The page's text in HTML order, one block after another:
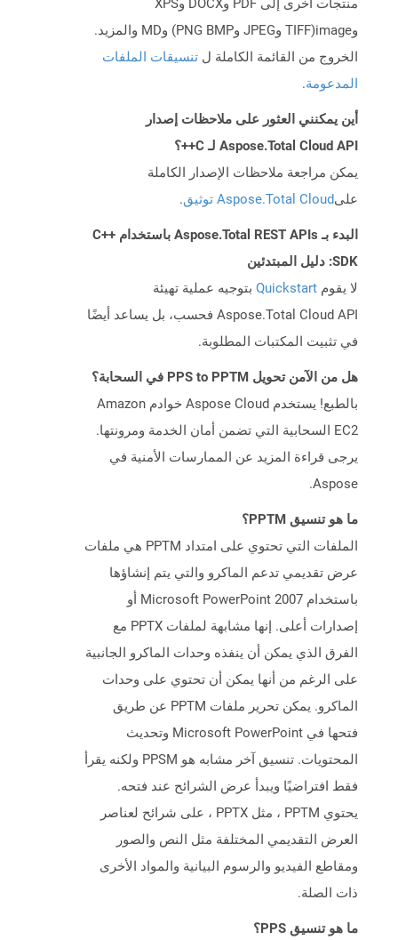
منتجات أخرى إلى PDF وDOCX وXPS
وimage(TIFF وJPEG وPNG BMP) وMD والمزيد.
الخروج من القائمة الكاملة ل تنسيقات الملفات
المدعومة.
أين يمكنني العثور على ملاحظات إصدار
Aspose.Total Cloud API لـ C++؟
يمكن مراجعة ملاحظات الإصدار الكاملة
علىAspose.Total Cloud توثيق .
البدء بـ Aspose.Total REST APIs باستخدام C++
SDK: دليل المبتدئين
لا يقوم Quickstart بتوجيه عملية تهيئة
Aspose.Total Cloud API فحسب، بل يساعد أيضًا
في تثبيت المكتبات المطلوبة.
هل من الآمن تحويل PPS to PPTM في السحابة؟
بالطبع! يستخدم Aspose Cloud خوادم Amazon
EC2 السحابية التي تضمن أمان الخدمة ومرونتها.
يرجى قراءة المزيد عن الممارسات الأمنية في
Aspose.
ما هو تنسيق PPTM؟
الملفات التي تحتوي على امتداد PPTM هي ملفات
عرض تقديمي تدعم الماكرو والتي يتم إنشاؤها
باستخدام Microsoft PowerPoint 2007 أو
إصدارات أعلى. إنها مشابهة لملفات PPTX مع
الفرق الذي يمكن أن ينفذه وحدات الماكرو الجانبية
على الرغم من أنها يمكن أن تحتوي على وحدات
الماكرو. يمكن تحرير ملفات PPTM عن طريق
فتحها في Microsoft PowerPoint وتحديث
المحتويات. تنسيق آخر مشابه هو PPSM ولكنه يقرأ
فقط افتراضيًا ويبدأ عرض الشرائح عند فتحه.
يحتوي PPTM ، مثل PPTX ، على شرائح لعناصر
العرض التقديمي المختلفة مثل النص والصور
ومقاطع الفيديو والرسوم البيانية والمواد الأخرى
ذات الصلة.
ما هو تنسيق PPS؟